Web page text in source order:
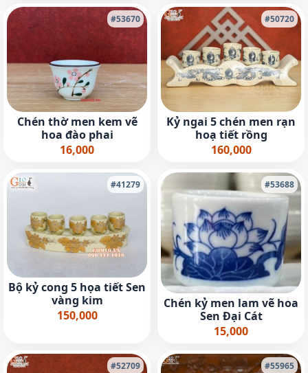
#53670
Chén thờ men kem vẽ
hoa đào phai
16,000
#50720
Kỷ ngai 5 chén men rạn
hoạ tiết rồng
160,000
#41279
Bộ kỷ cong 5 họa tiết Sen
vàng kim
150,000
#53688
Chén kỷ men lam vẽ hoa
Sen Đại Cát
15,000
#52709 #55965